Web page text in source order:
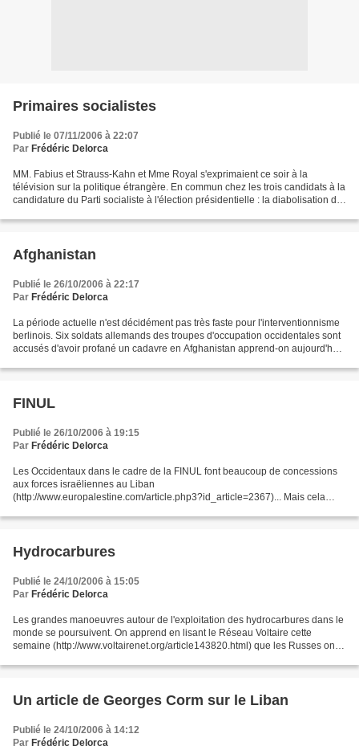
Primaires socialistes
Publié le 07/11/2006 à 22:07
Par Frédéric Delorca
MM. Fabius et Strauss-Kahn et Mme Royal s'exprimaient ce soir à la
télévision sur la politique étrangère. En commun chez les trois candidats à la
candidature du Parti socialiste à l'élection présidentielle : la diabolisation de
Afghanistan
Publié le 26/10/2006 à 22:17
Par Frédéric Delorca
La période actuelle n'est décidément pas très faste pour l'interventionnisme
berlinois. Six soldats allemands des troupes d'occupation occidentales sont
accusés d'avoir profané un cadavre en Afghanistan apprend-on aujourd'hui.
FINUL
Publié le 26/10/2006 à 19:15
Par Frédéric Delorca
Les Occidentaux dans le cadre de la FINUL font beaucoup de concessions
aux forces israëliennes au Liban
(http://www.europalestine.com/article.php3?id_article=2367)... Mais cela
allemand...
Hydrocarbures
Publié le 24/10/2006 à 15:05
Par Frédéric Delorca
Les grandes manoeuvres autour de l'exploitation des hydrocarbures dans le
monde se poursuivent. On apprend en lisant le Réseau Voltaire cette
semaine (http://www.voltairenet.org/article143820.html) que les Russes ont
Un article de Georges Corm sur le Liban
Publié le 24/10/2006 à 14:12
Par Frédéric Delorca